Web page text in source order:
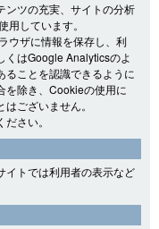
ンツの充実、サイトの分析
しています。
ウザに情報を保存し、利
くはGoogle Analyticsのよ
ることを認識できるように
を除き、Cookieの使用に
ございません。
さい。
イトでは利用者の表示など